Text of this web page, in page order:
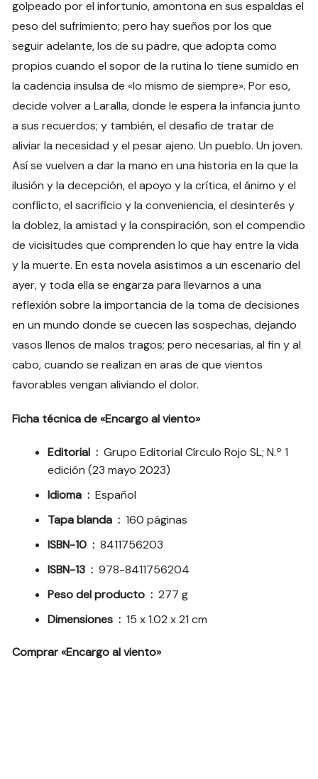
golpeado por el infortunio, amontona en sus espaldas el
peso del sufrimiento; pero hay sueños por los que
seguir adelante, los de su padre, que adopta como
propios cuando el sopor de la rutina lo tiene sumido en
la cadencia insulsa de «lo mismo de siempre». Por eso,
decide volver a Laralla, donde le espera la infancia junto
a sus recuerdos; y también, el desafío de tratar de
aliviar la necesidad y el pesar ajeno. Un pueblo. Un joven.
Así se vuelven a dar la mano en una historia en la que la
ilusión y la decepción, el apoyo y la crítica, el ánimo y el
conflicto, el sacrificio y la conveniencia, el desinterés y
la doblez, la amistad y la conspiración, son el compendio
de vicisitudes que comprenden lo que hay entre la vida
y la muerte. En esta novela asistimos a un escenario del
ayer, y toda ella se engarza para llevarnos a una
reflexión sobre la importancia de la toma de decisiones
en un mundo donde se cuecen las sospechas, dejando
vasos llenos de malos tragos; pero necesarias, al fin y al
cabo, cuando se realizan en aras de que vientos
favorables vengan aliviando el dolor.
Ficha técnica de «Encargo al viento»
Editorial ‏ : ‎Grupo Editorial Círculo Rojo SL; N.º 1
edición (23 mayo 2023)
Idioma ‏ : ‎Español
Tapa blanda ‏ : ‎160 páginas
ISBN-10 ‏ : ‎8411756203
ISBN-13 ‏ : ‎978-8411756204
Peso del producto ‏ : ‎277 g
Dimensiones ‏ : ‎15 x 1.02 x 21 cm
Comprar «Encargo al viento»